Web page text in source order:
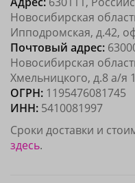
Новосибирская
Ипподромская, д.42,
Почтовый адрес:
Новосибирская
Хмельницкого, д.8 а/я
ОГРН: 1195476081745
ИНН: 5410081997
Сроки доставки и
здесь.